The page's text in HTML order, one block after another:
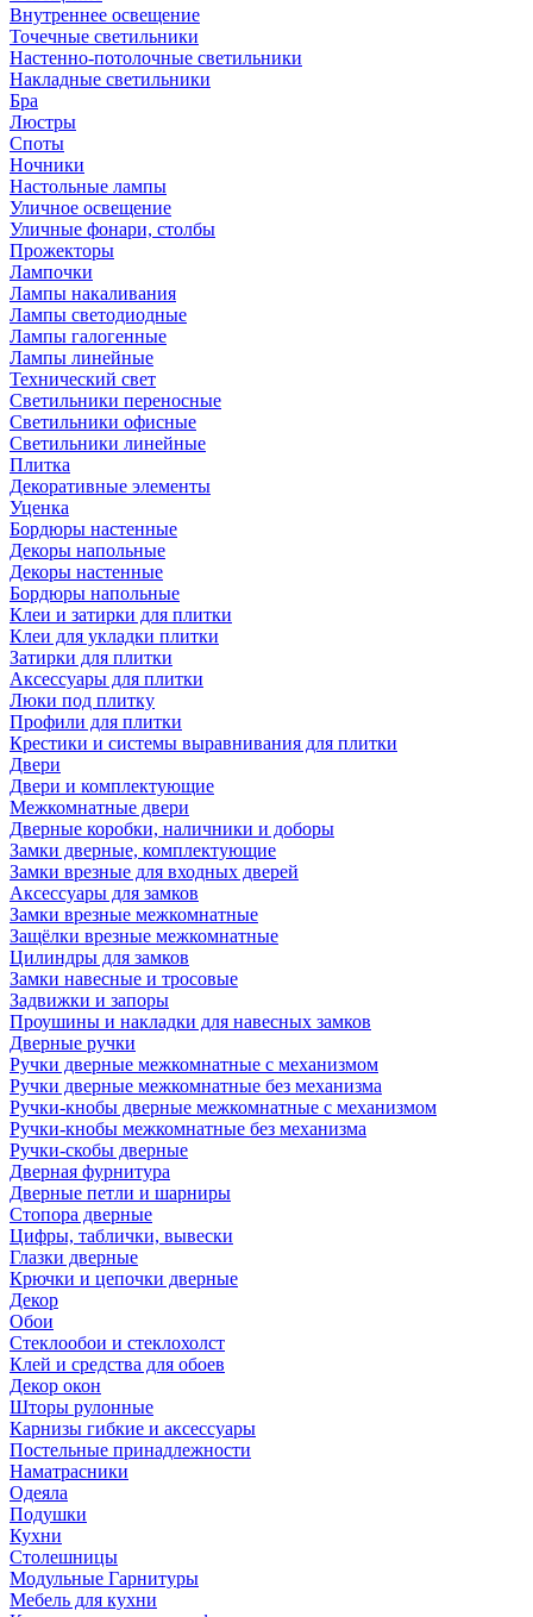
Внутреннее освещение
Точечные светильники
Настенно-потолочные светильники
Накладные светильники
Бра
Люстры
Споты
Ночники
Настольные лампы
Уличное освещение
Уличные фонари, столбы
Прожекторы
Лампочки
Лампы накаливания
Лампы светодиодные
Лампы галогенные
Лампы линейные
Технический свет
Светильники переносные
Светильники офисные
Светильники линейные
Плитка
Декоративные элементы
Уценка
Бордюры настенные
Декоры напольные
Декоры настенные
Бордюры напольные
Клеи и затирки для плитки
Клеи для укладки плитки
Затирки для плитки
Аксессуары для плитки
Люки под плитку
Профили для плитки
Крестики и системы выравнивания для плитки
Двери
Двери и комплектующие
Межкомнатные двери
Дверные коробки, наличники и доборы
Замки дверные, комплектующие
Замки врезные для входных дверей
Аксессуары для замков
Замки врезные межкомнатные
Защёлки врезные межкомнатные
Цилиндры для замков
Замки навесные и тросовые
Задвижки и запоры
Проушины и накладки для навесных замков
Дверные ручки
Ручки дверные межкомнатные с механизмом
Ручки дверные межкомнатные без механизма
Ручки-кнобы дверные межкомнатные с механизмом
Ручки-кнобы межкомнатные без механизма
Ручки-скобы дверные
Дверная фурнитура
Дверные петли и шарниры
Стопора дверные
Цифры, таблички, вывески
Глазки дверные
Крючки и цепочки дверные
Декор
Обои
Стеклообои и стеклохолст
Клей и средства для обоев
Декор окон
Шторы рулонные
Карнизы гибкие и аксессуары
Постельные принадлежности
Наматрасники
Одеяла
Подушки
Кухни
Столешницы
Модульные Гарнитуры
Мебель для кухни